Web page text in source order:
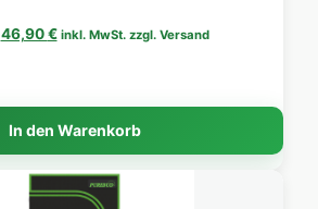
Ursprünglicher Preis war: 55,90 €
46,90€Aktueller Preis ist: 46,90 €.
inkl. MwSt. zzgl. Versand
In den Warenkorb